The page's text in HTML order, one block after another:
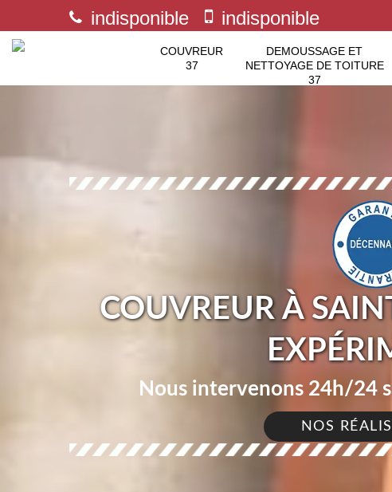
indisponible indisponible
COUVREUR
37
DEMOUSSAGE ET
NETTOYAGE DE TOITURE
37
COUVREUR À
Nous intervenons 24h/24
NOS